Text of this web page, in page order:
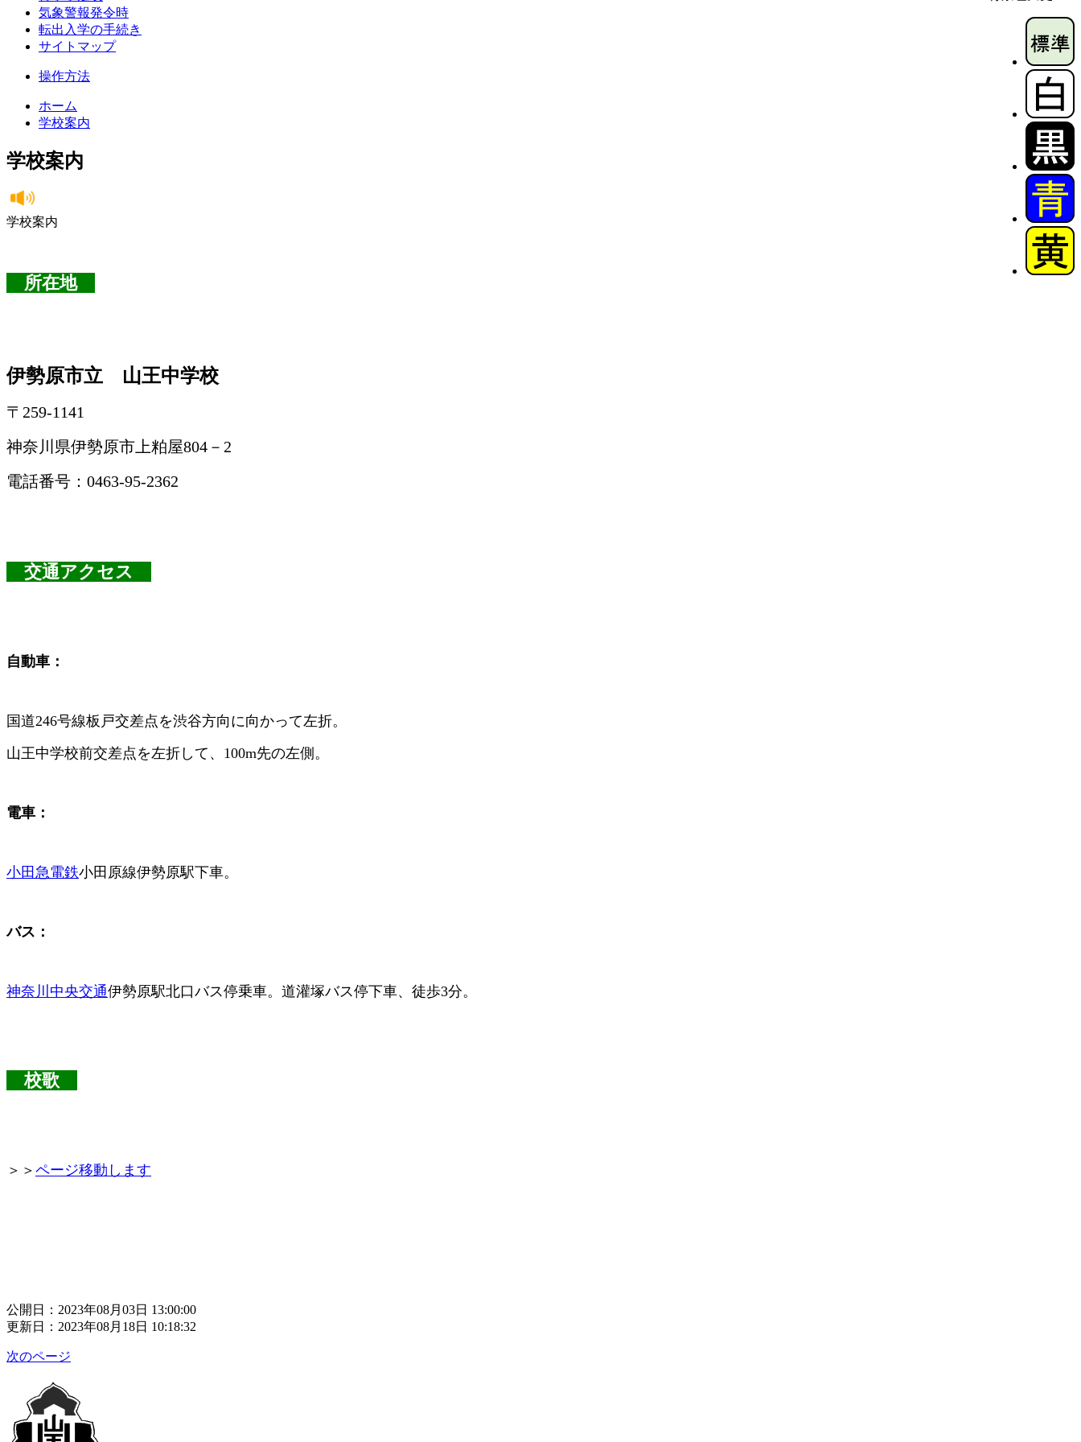
気象警報発令時
転出入学の手続き
サイトマップ
操作方法
ホーム
学校案内
学校案内
学校案内
所在地
伊勢原市立 山王中学校
〒259-1141
神奈川県伊勢原市上粕屋804－2
電話番号：0463-95-2362
交通アクセス
自動車：
国道246号線板戸交差点を渋谷方向に向かって左折。
山王中学校前交差点を左折して、100m先の左側。
電車：
小田急電鉄小田原線伊勢原駅下車。
バス：
神奈川中央交通伊勢原駅北口バス停乗車。道灌塚バス停下車、徒歩3分。
校歌
＞＞ ページ移動します
公開日：2023年08月03日 13:00:00
更新日：2023年08月18日 10:18:32
次のページ